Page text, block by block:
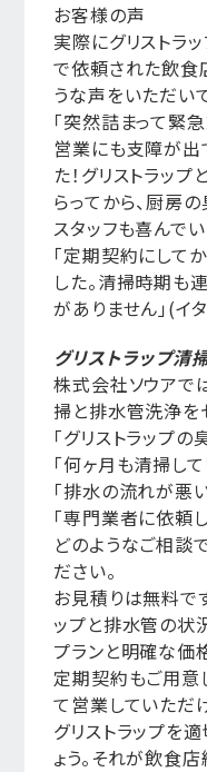
お客様の声
実際にグリストラ
で依頼された飲食
うな声をいただい
「突然詰まって緊
営業にも支障が出
た！グリストラッ
らってから、厨房
スタッフも喜んで
「定期契約にして
した。清掃時期も
がありません」(イ
グリストラップ清
株式会社ソウアで
掃と排水管洗浄を
「グリストラップの
「何ヶ月も清掃して
「排水の流れが悪い
「専門業者に依頼
どのようなご相談
ださい。
お見積りは無料で
ップと排水管の状
プランと明確な価
定期契約もご用意
て営業していただ
グリストラップを
ょう。それが飲食